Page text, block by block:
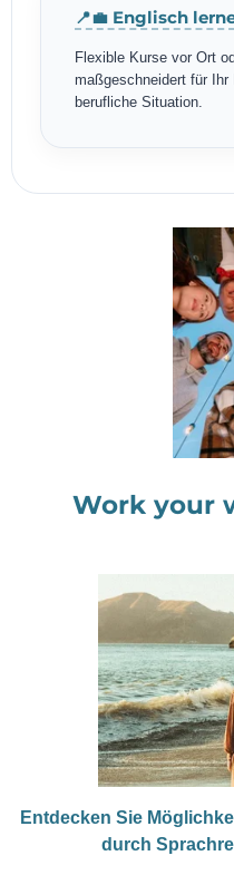
📍💼 Englisch
Flexible Kurse vor Ort
maßgeschneidert für Ihr
berufliche Situation.
Work your
Entdecken Sie
durch